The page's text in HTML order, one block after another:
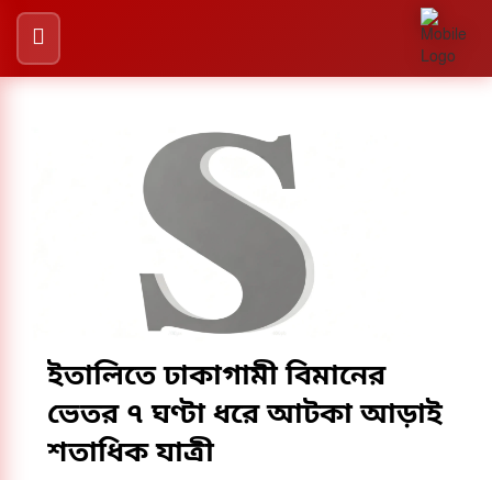
ইতালিতে ঢাকাগামী বিমানের
ভেতর ৭ ঘণ্টা ধরে আটকা আড়াই
শতাধিক যাত্রী